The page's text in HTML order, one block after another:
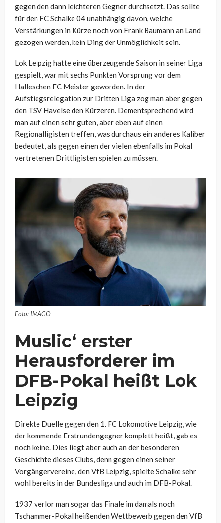
gegen den dann leichteren Gegner durchsetzt. Das sollte
für den FC Schalke 04 unabhängig davon, welche
Verstärkungen in Kürze noch von Frank Baumann an Land
gezogen werden, kein Ding der Unmöglichkeit sein.
Lok Leipzig hatte eine überzeugende Saison in seiner Liga
gespielt, war mit sechs Punkten Vorsprung vor dem
Halleschen FC Meister geworden. In der
Aufstiegsrelegation zur Dritten Liga zog man aber gegen
den TSV Havelse den Kürzeren. Dementsprechend wird
man auf einen sehr guten, aber eben auf einen
Regionalligisten treffen, was durchaus ein anderes Kaliber
bedeutet, als gegen einen der vielen ebenfalls im Pokal
vertretenen Drittligisten spielen zu müssen.
Foto: IMAGO
Muslic‘ erster
Herausforderer im
DFB-Pokal heißt Lok
Leipzig
Direkte Duelle gegen den 1. FC Lokomotive Leipzig, wie
der kommende Erstrundengegner komplett heißt, gab es
noch keine. Dies liegt aber auch an der besonderen
Geschichte dieses Clubs, denn gegen einen seiner
Vorgängervereine, den VfB Leipzig, spielte Schalke sehr
wohl bereits in der Bundesliga und auch im DFB-Pokal.
1937 verlor man sogar das Finale im damals noch
Tschammer-Pokal heißenden Wettbewerb gegen den VfB